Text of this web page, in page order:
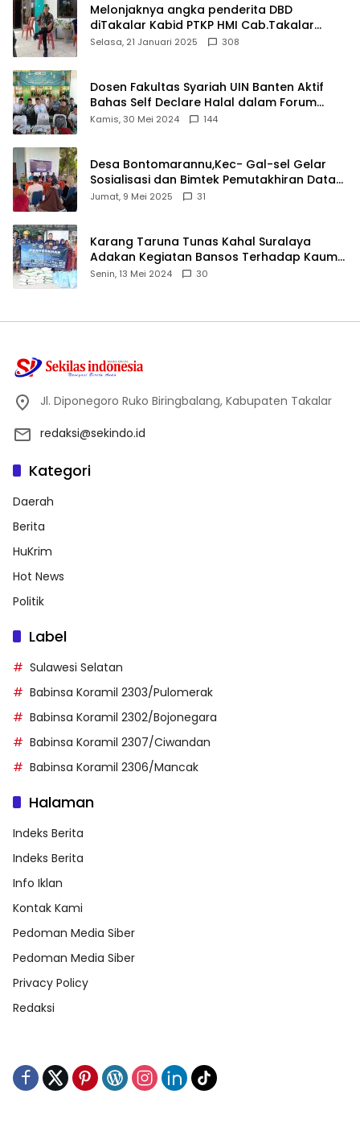
Melonjaknya angka penderita DBD
diTakalar Kabid PTKP HMI Cab.Takalar
angkat bicara
Selasa, 21 Januari 2025 308
Dosen Fakultas Syariah UIN Banten Aktif
Bahas Self Declare Halal dalam Forum
Ijtima Ulama MUI
Kamis, 30 Mei 2024 144
Desa Bontomarannu,Kec- Gal-sel Gelar
Sosialisasi dan Bimtek Pemutakhiran Data
ID
Jumat, 9 Mei 2025 31
Karang Taruna Tunas Kahal Suralaya
Adakan Kegiatan Bansos Terhadap Kaum
Dhuafa dan Anak Yatim-Piatu
Senin, 13 Mei 2024 30
Jl. Diponegoro Ruko Biringbalang, Kabupaten Takalar
redaksi@sekindo.id
Kategori
Daerah
Berita
HuKrim
Hot News
Politik
Label
Sulawesi Selatan
Babinsa Koramil 2303/Pulomerak
Babinsa Koramil 2302/Bojonegara
Babinsa Koramil 2307/Ciwandan
Babinsa Koramil 2306/Mancak
Halaman
Indeks Berita
Indeks Berita
Info Iklan
Kontak Kami
Pedoman Media Siber
Pedoman Media Siber
Privacy Policy
Redaksi